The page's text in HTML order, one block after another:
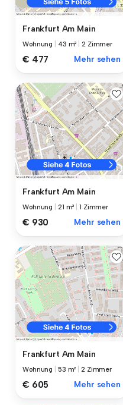
Frankfurt Am Main
Wohnung 43 m² 2 Zimmer
€ 477 Mehr sehen
Frankfurt Am Main
Wohnung 21 m² |1 Zimmer
€ 930 Mehr sehen
Frankfurt Am Main
Wohnung 53 m² |2 Zimmer
€ 605 Mehr sehen